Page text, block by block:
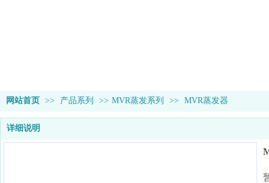
网站首页 >> 产品系列 >> MVR蒸发系列 >> MVR蒸发器
详细说明